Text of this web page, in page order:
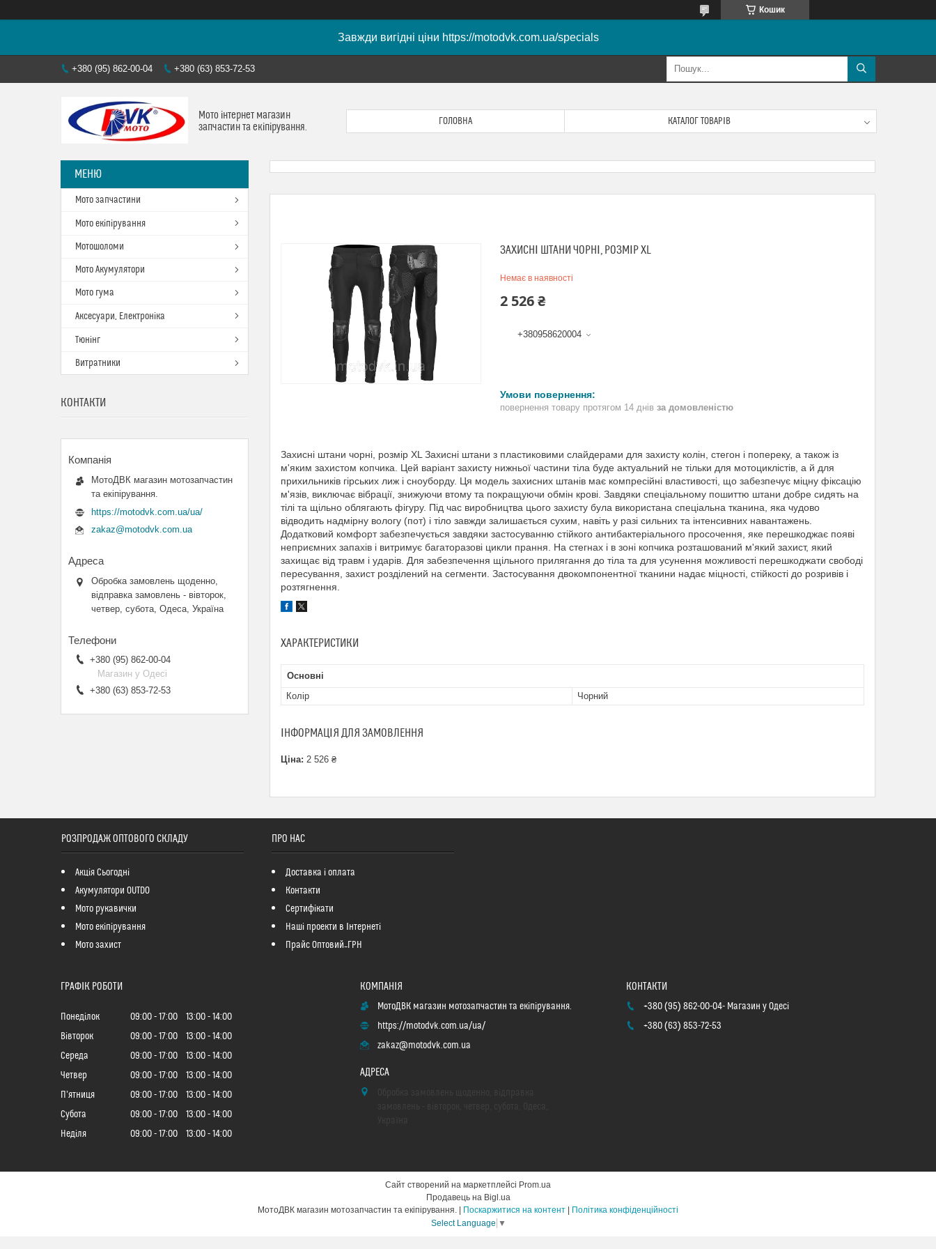
Кошик
Завжди вигідні ціни https://motodvk.com.ua/specials
+380 (95) 862-00-04 +380 (63) 853-72-53
Мото інтернет магазин
запчастин та екіпірування.
ГОЛОВНА КАТАЛОГ ТОВАРІВ
ЗАХИСНІ ШТАНИ ЧОРНІ, РОЗМІР XL
Немає в наявності
2 526 ₴
+380958620004
повернення товару протягом 14 днів за домовленістю
Захисні штани чорні, розмір XL Захисні штани з пластиковими слайдерами для захисту колін, стегон і попереку, а також із
м'яким захистом копчика. Цей варіант захисту нижньої частини тіла буде актуальний не тільки для мотоциклістів, а й для
прихильників гірських лиж і сноуборду. Ця модель захисних штанів має компресійні властивості, що забезпечує міцну фіксацію
м'язів, виключає вібрації, знижуючи втому та покращуючи обмін крові. Завдяки спеціальному пошиттю штани добре сидять на
тілі та щільно облягають фігуру. Під час виробництва цього захисту була використана спеціальна тканина, яка чудово
відводить надмірну вологу (пот) і тіло завжди залишається сухим, навіть у разі сильних та інтенсивних навантажень.
Додатковий комфорт забезпечується завдяки застосуванню стійкого антибактеріального просочення, яке перешкоджає появі
неприємних запахів і витримує багаторазові цикли прання. На стегнах і в зоні копчика розташований м'який захист, який
захищає від травм і ударів. Для забезпечення щільного прилягання до тіла та для усунення можливості перешкоджати свободі
пересування, захист розділений на сегменти. Застосування двокомпонентної тканини надає міцності, стійкості до розривів і
розтягнення.
ХАРАКТЕРИСТИКИ
Основні
Колір
Чорний
ІНФОРМАЦІЯ ДЛЯ ЗАМОВЛЕННЯ
Ціна: 2 526 ₴
Мото запчастини
Мото екіпірування
Мотошоломи
Мото Акумулятори
Мото гума
Аксесуари, Електроніка
Тюнінг
Витратники
КОНТАКТИ
МотоДВК магазин мотозапчастин
та екіпірування.
https://motodvk.com.ua/ua/
zakaz@motodvk.com.ua
Обробка замовлень щоденно,
відправка замовлень - вівторок,
четвер, субота, Одеса, Україна
+380 (95) 862-00-04
Магазин у Одесі
+380 (63) 853-72-53
РОЗПРОДАЖ ОПТОВОГО СКЛАДУ
Акція Сьогодні
Акумулятори OUTDO
Мото рукавички
Мото екіпірування
Мото захист
ПРО НАС
Доставка і оплата
Контакти
Сертифікати
Наші проекти в Інтернеті
Прайс Оптовий_ГРН
ГРАФІК РОБОТИ
Понеділок 09:00 17:00 13:00
14:00
Вівторок
09:00 17:00 13:00
14:00
Середа
09:00 17:00 13:00
14:00
Четвер
09:00 17:00 13:00
14:00
Пʼятниця
09:00 17:00 13:00
14:00
Субота
09:00 17:00 13:00
14:00
Неділя
09:00 17:00 13:00 14:00
МотоДВК магазин мотозапчастин та екіпірування.
https://motodvk.com.ua/ua/
zakaz@motodvk.com.ua
+380 (95) 862-00-04 Магазин у Одесі
+380 (63) 853-72-53
Сайт створений на маркетплейсі Prom.ua
Продавець на Bigl.ua
Поскаржитися на контент
Політика конфіденційності
Select Language ▼